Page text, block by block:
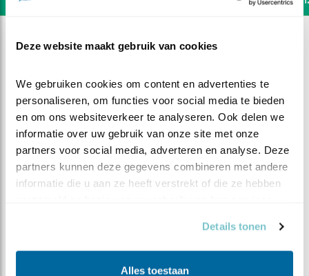
Deze website maakt gebruik van cookies
We gebruiken cookies om content en advertenties te
personaliseren, om functies voor social media te bieden
en om ons websiteverkeer te analyseren. Ook delen we
informatie over uw gebruik van onze site met onze
partners voor social media, adverteren en analyse. Deze
partners kunnen deze gegevens combineren met andere
informatie die u aan ze heeft verstrekt of die ze hebben
Details tonen
Alles toestaan